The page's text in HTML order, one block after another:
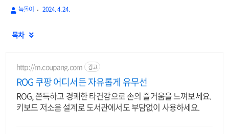
늑돌이 2024. 4. 24.
목차 
http://m.coupang.com 광고
ROG 쿠팡 어디서든 자유롭게 유무선
ROG, 쫀득하고 경쾌한 타건감으로 손의 즐거움을 느껴보세요.
키보드 저소음 설계로 도서관에서도 부담없이 사용하세요.